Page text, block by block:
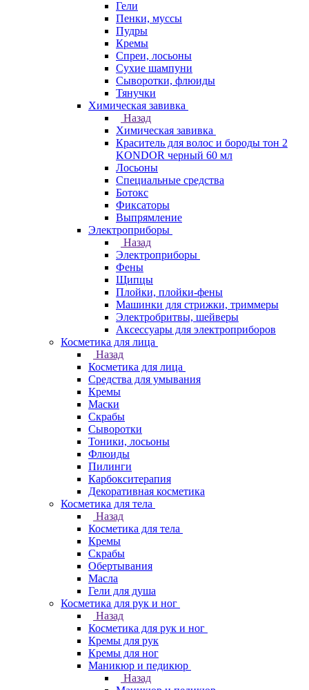
Гели
Пенки, муссы
Пудры
Кремы
Спреи, лосьоны
Сухие шампуни
Сыворотки, флюиды
Тянучки
Химическая завивка
Назад
Химическая завивка
Краситель для волос и бороды тон 2
KONDOR черный 60 мл
Лосьоны
Специальные средства
Ботокс
Фиксаторы
Выпрямление
Электроприборы
Назад
Электроприборы
Фены
Щипцы
Плойки, плойки-фены
Машинки для стрижки, триммеры
Электробритвы, шейверы
Аксессуары для электроприборов
Косметика для лица
Назад
Косметика для лица
Средства для умывания
Кремы
Маски
Скрабы
Сыворотки
Тоники, лосьоны
Флюиды
Пилинги
Карбокситерапия
Декоративная косметика
Косметика для тела
Назад
Косметика для тела
Кремы
Скрабы
Обертывания
Масла
Гели для душа
Косметика для рук и ног
Назад
Косметика для рук и ног
Кремы для рук
Кремы для ног
Маникюр и педикюр
Назад